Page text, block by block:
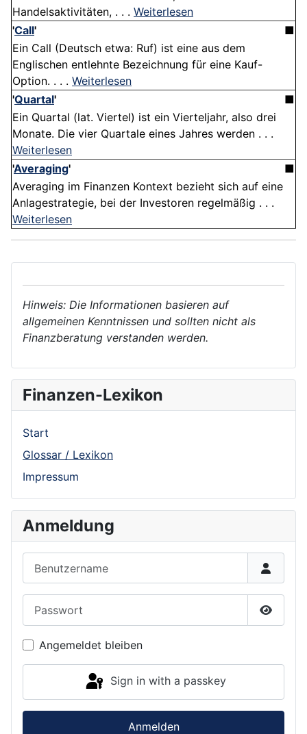
Handelsaktivitäten, . . . Weiterlesen
'Call'
■
Ein Call (Deutsch etwa: Ruf) ist eine aus dem
Englischen entlehnte Bezeichnung für eine Kauf-
Option. . . . Weiterlesen
'Quartal'
■
Ein Quartal (lat. Viertel) ist ein Vierteljahr, also drei
Monate. Die vier Quartale eines Jahres werden . . .
Weiterlesen
'Averaging'
■
Averaging im Finanzen Kontext bezieht sich auf eine
Anlagestrategie, bei der Investoren regelmäßig . . .
Weiterlesen
Hinweis: Die Informationen basieren auf
allgemeinen Kenntnissen und sollten nicht als
Finanzberatung verstanden werden.
Finanzen-Lexikon
Start
Glossar / Lexikon
Impressum
Anmeldung
Show
Angemeldet bleiben
Sign in with a passkey
Anmelden